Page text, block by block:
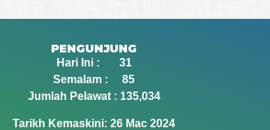
PENGUNJUNG
Hari Ini : 31
Semalam : 85
Jumlah Pelawat : 135,034
Tarikh Kemaskini: 26 Mac 2024